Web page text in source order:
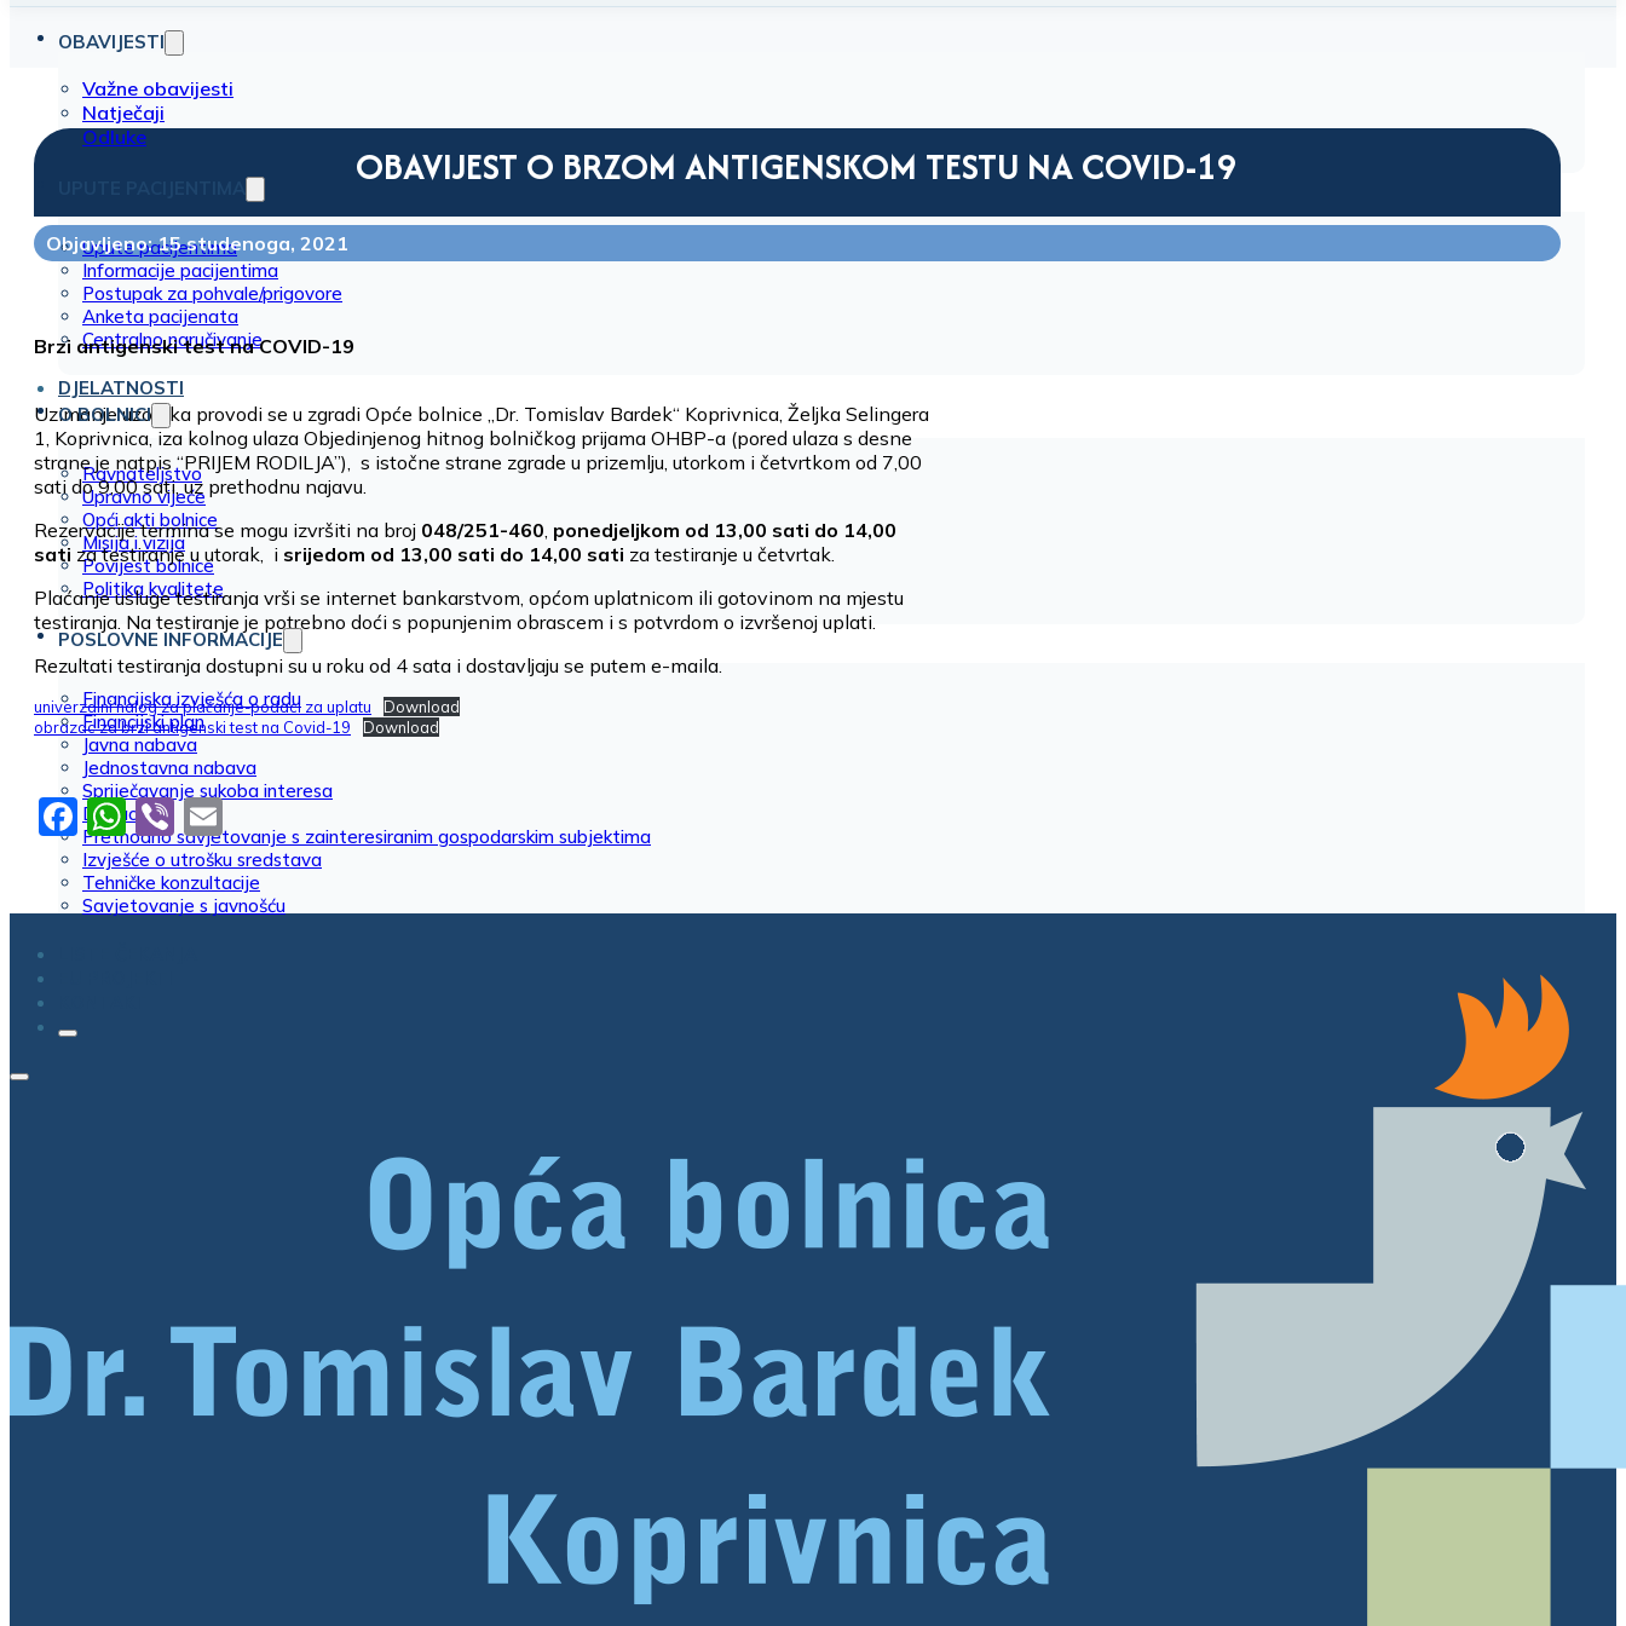
OBAVIJESTI
Važne obavijesti
Natječaji
Odluke
Upute pacijentima
Informacije pacijentima
Postupak za pohvale/prigovore
Anketa pacijenata
Centralno naručivanje
DJELATNOSTI
O BOLNICI
Ravnateljstvo
Upravno vijeće
Opći akti bolnice
Misija i vizija
Povijest bolnice
Politika kvalitete
POSLOVNE INFORMACIJE
Financijska izvješća o radu
Financijski plan
Javna nabava
Jednostavna nabava
Spriječavanje sukoba interesa
Donacije
Prethodno savjetovanje s zainteresiranim gospodarskim subjektima
Izvješće o utrošku sredstava
Tehničke konzultacije
Savjetovanje s javnošću
OBAVIJEST O BRZOM ANTIGENSKOM TESTU NA COVID-19
Objavljeno: 15 studenoga, 2021
Brzi antigenski test na COVID-19
Uzimanje uzoraka provodi se u zgradi Opće bolnice „Dr. Tomislav Bardek“ Koprivnica, Željka Selingera
1, Koprivnica, iza kolnog ulaza Objedinjenog hitnog bolničkog prijama OHBP-a (pored ulaza s desne
strane je natpis “PRIJEM RODILJA”), s istočne strane zgrade u prizemlju, utorkom i četvrtkom od 7,00
sati do 9,00 sati, uz prethodnu najavu.
Rezervacije termina se mogu izvršiti na broj 048/251-460 ponedjeljkom od 13,00 sati do 14,00
sati za testiranje u utorak, i srijedom od 13,00 sati do 14,00 sati za testiranje u četvrtak.
Plaćanje usluge testiranja vrši se internet bankarstvom, općom uplatnicom ili gotovinom na mjestu
testiranja. Na testiranje je potrebno doći s popunjenim obrascem i s potvrdom o izvršenoj uplati.
Rezultati testiranja dostupni su u roku od 4 sata i dostavljaju se putem e-maila.
univerzalni nalog za plaćanje-podaci za uplatu
Download
obrazac za brzi antigenski test na Covid-19
Download
Facebook
WhatsApp
ViberEmail